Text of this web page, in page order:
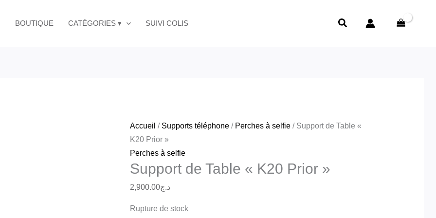
BOUTIQUE CATÉGORIES ▾ SUIVI COLIS Rechercher
Accueil / Supports téléphone / Perches à selfie / Support de Table «
K20 Prior »
Perches à selfie
Support de Table « K20 Prior »
د.ج2,900.00
Rupture de stock